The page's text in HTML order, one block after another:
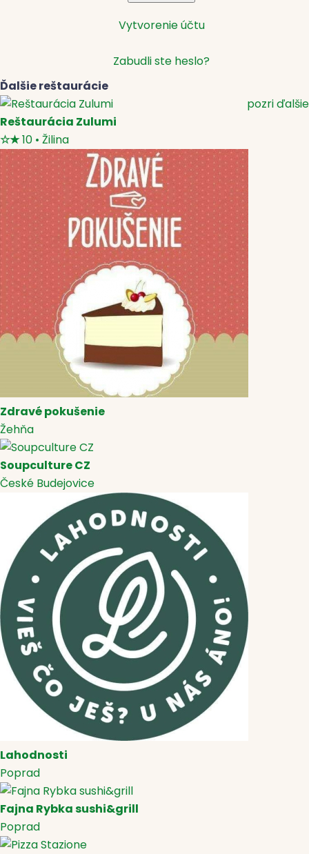
Vytvorenie účtu
Zabudli ste heslo?
Ďalšie reštaurácie
pozri ďalšie
Reštaurácia Zulumi
☆★10 • Žilina
Zdravé pokušenie
Žehňa
Soupculture CZ
České Budejovice
Lahodnosti
Poprad
Fajna Rybka sushi&grill
Poprad